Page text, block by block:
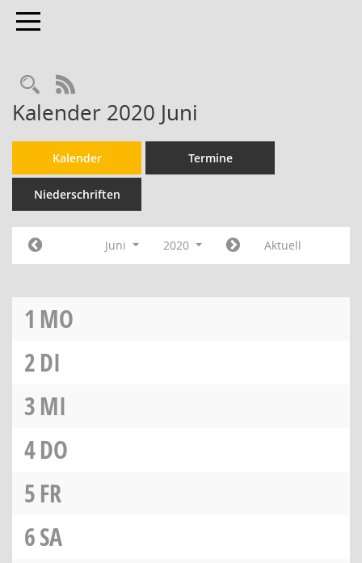
Toggle navigation
RSS-Feed
Kalender 2020 Juni
Kalender Termine
Niederschriften
Juni 2020 Aktuell
1 MO
2DI
3MI
4DO
5FR
6SA